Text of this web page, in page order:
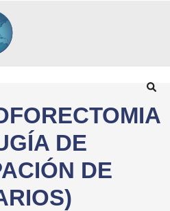
CSF
sin seguro médico que
DE
DE